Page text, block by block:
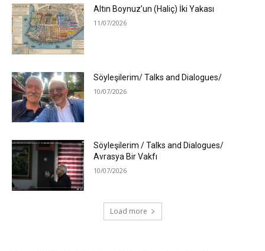
Altın Boynuz’un (Haliç) İki Yakası
11/07/2026
Söyleşilerim/ Talks and Dialogues/
10/07/2026
Söyleşilerim / Talks and Dialogues/
Avrasya Bir Vakfı
10/07/2026
Load more